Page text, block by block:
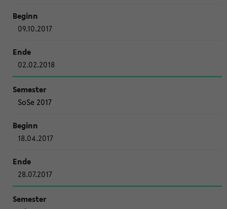
09.10.2017
02.02.2018
SoSe 2017
18.04.2017
28.07.2017